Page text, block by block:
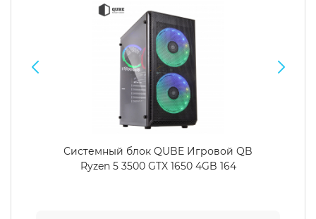
Системный блок QUBE Игровой QB
Ryzen 5 3500 GTX 1650 4GB 164